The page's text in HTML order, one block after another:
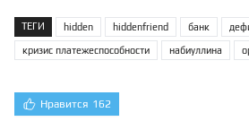
ТЕГИ hidden hiddenfriend банк
кризис платежеспособности набиуллина
Нравится 162